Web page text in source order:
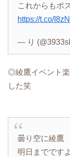
これからもポ
https://t.co/
— り
◎綾鷹イベント楽
した笑
曇り空に綾鷹
明日までです